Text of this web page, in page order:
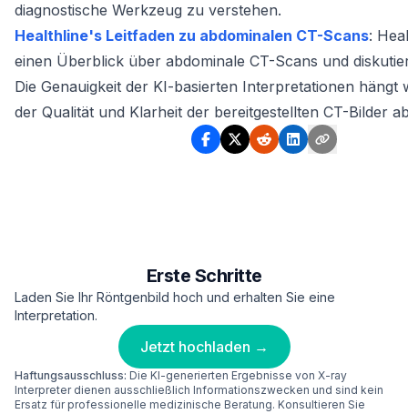
diagnostische Werkzeug zu verstehen.
Healthline's Leitfaden zu abdominalen CT-Scans:
einen Überblick über abdominale CT-Scans und
Footnotes
Die Genauigkeit der KI-basierten Interpretationen hängt
der Qualität und Klarheit der bereitgestellten CT-Bilder
Erste Schritte
Laden Sie Ihr Röntgenbild hoch und erhalten Sie eine
Interpretation.
Jetzt hochladen →
Haftungsausschluss: Die KI-generierten Ergebnisse von X-ray
Interpreter dienen ausschließlich Informationszwecken und sind kein
Ersatz für professionelle medizinische Beratung. Konsultieren Sie